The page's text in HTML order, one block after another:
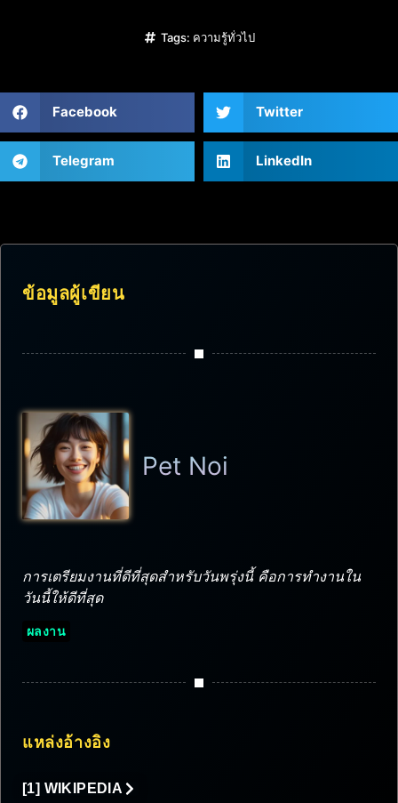
Tags: ความรู้ทั่วไป
Facebook Twitter
Telegram LinkedIn
ข้อมูลผู้เขียน
Pet Noi
การเตรียมงานที่ดีที่สุดสำหรับวันพรุ่งนี้ คือการทำงานใน
วันนี้ให้ดีที่สุด
ผลงาน
แหล่งอ้างอิง
[1] WIKIPEDIA